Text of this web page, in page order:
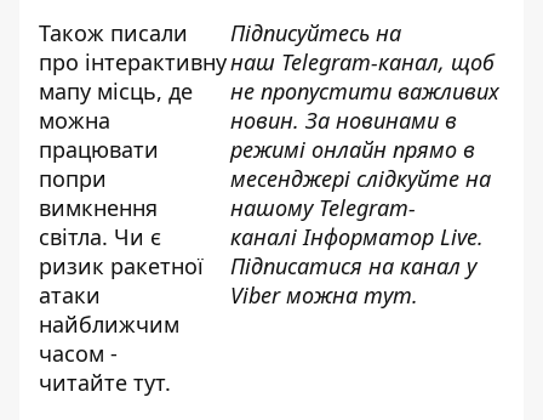
Також писали
про інтерактивну
мапу місць, де
можна
працювати
попри
вимкнення
світла. Чи є
ризик ракетної
атаки
найближчим
часом -
читайте тут.
Підписуйтесь на
наш Telegram-канал, щоб
не пропустити важливих
новин. За новинами в
режимі онлайн прямо в
месенджері слідкуйте на
нашому Telegram-
каналіІнформатор Live.
Підписатися на канал у
Viber можнатут.